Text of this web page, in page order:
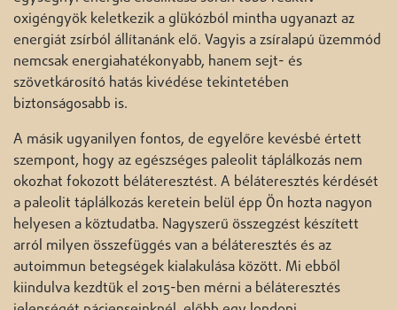
oxigéngyök keletkezik a glükózból mintha ugyanazt az
energiát zsírból állítanánk elő. Vagyis a zsíralapú üzemmód
nemcsak energiahatékonyabb, hanem sejt- és
szövetkárosító hatás kivédése tekintetében
biztonságosabb is.
A másik ugyanilyen fontos, de egyelőre kevésbé értett
szempont, hogy az egészséges paleolit táplálkozás nem
okozhat fokozott béláteresztést. A béláteresztés kérdését
a paleolit táplálkozás keretein belül épp Ön hozta nagyon
helyesen a köztudatba. Nagyszerű összegzést készített
arról milyen összefüggés van a béláteresztés és az
autoimmun betegségek kialakulása között. Mi ebből
kiindulva kezdtük el 2015-ben mérni a béláteresztés